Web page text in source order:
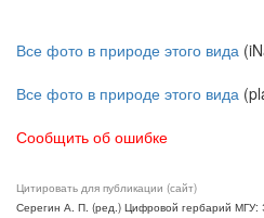
Все фото в природе этого вида
Все фото в природе этого вида
Сообщить об ошибке
Цитировать для публикации (сайт)
Серегин А. П. (ред.) Цифровой гербарий МГУ: